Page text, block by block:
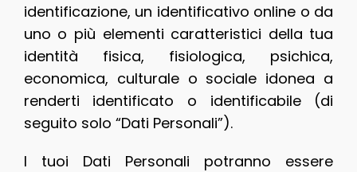
identificazione, un identificativo online o da
uno o più elementi caratteristici della tua
identità fisica, fisiologica, psichica,
economica, culturale o sociale idonea a
renderti identificato o identificabile (di
seguito solo “Dati Personali”).
I tuoi Dati Personali potranno essere